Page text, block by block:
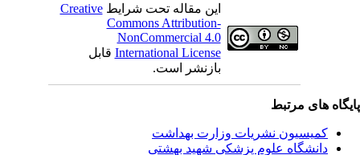
این مقاله تحت شرایطCreative
Commons Attribution-
NonCommercial 4.0
International Licenseقابل
بازنشر است.
های مرتبط
کمیسیون نشریات وزارت بهداشت
دانشگاه علوم پزشکی شهید بهشتی